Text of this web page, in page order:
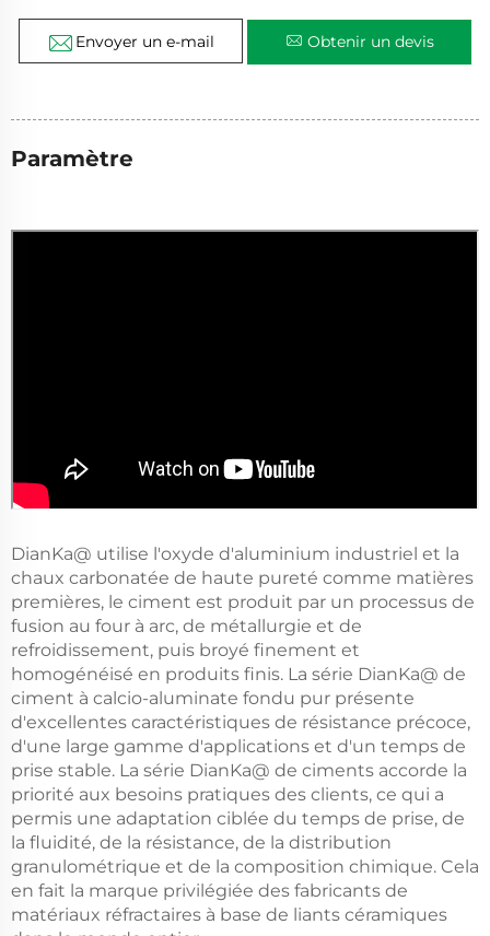
Envoyer un e-mail Obtenir un devis
Paramètre
DianKa@ utilise l'oxyde d'aluminium industriel et la
chaux carbonatée de haute pureté comme matières
premières, le ciment est produit par un processus de
fusion au four à arc, de métallurgie et de
refroidissement, puis broyé finement et
homogénéisé en produits finis. La série DianKa@ de
ciment à calcio-aluminate fondu pur présente
d'excellentes caractéristiques de résistance précoce,
d'une large gamme d'applications et d'un temps de
prise stable. La série DianKa@ de ciments accorde la
priorité aux besoins pratiques des clients, ce qui a
permis une adaptation ciblée du temps de prise, de
la fluidité, de la résistance, de la distribution
granulométrique et de la composition chimique. Cela
en fait la marque privilégiée des fabricants de
matériaux réfractaires à base de liants céramiques